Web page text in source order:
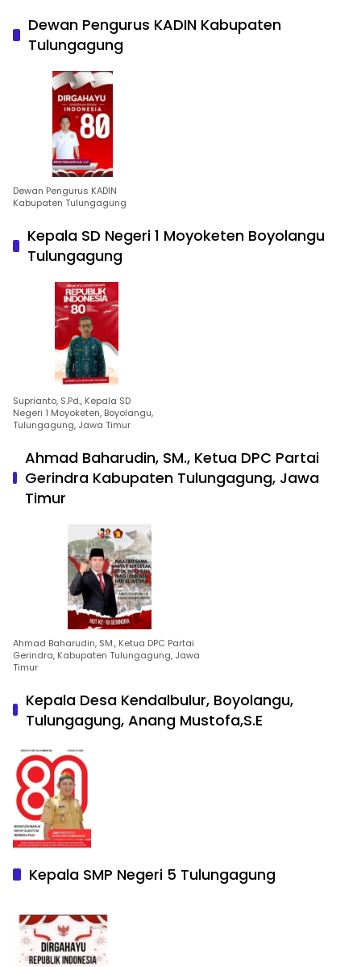
Dewan Pengurus KADIN Kabupaten
Tulungagung
Dewan Pengurus KADIN
Kabupaten Tulungagung
Kepala SD Negeri 1 Moyoketen Boyolangu
Tulungagung
Suprianto, S.Pd., Kepala SD
Negeri 1 Moyoketen, Boyolangu,
Tulungagung, Jawa Timur
Ahmad Baharudin, SM., Ketua DPC Partai
Gerindra Kabupaten Tulungagung, Jawa
Timur
Ahmad Baharudin, SM., Ketua DPC Partai
Gerindra, Kabupaten Tulungagung, Jawa
Timur
Kepala Desa Kendalbulur, Boyolangu,
Tulungagung, Anang Mustofa,S.E
Kepala SMP Negeri 5 Tulungagung